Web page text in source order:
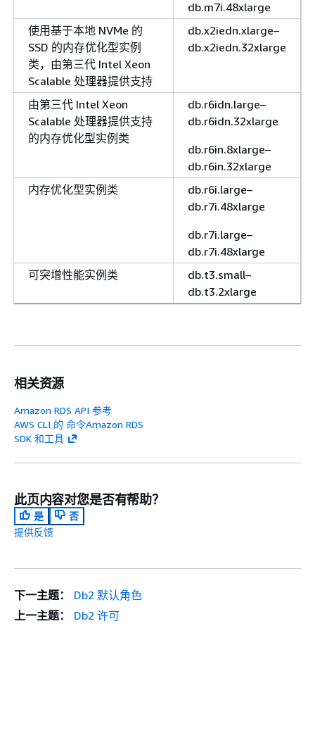
db.m7i.48xlarge
使用基于本地 NVMe 的
SSD 的内存优化型实例
类，由第三代 Intel Xeon
Scalable 处理器提供支持
db.x2iedn.xlarge–
db.x2iedn.32xlarge
由第三代 Intel Xeon
Scalable 处理器提供支持
的内存优化型实例类
db.r6idn.large–
db.r6idn.32xlarge
db.r6in.8xlarge–
db.r6in.32xlarge
内存优化型实例类
db.r6i.large–
db.r7i.48xlarge
db.r7i.large–
db.r7i.48xlarge
可突增性能实例类
db.t3.small–
db.t3.2xlarge
相关资源
Amazon RDS API 参考
AWS CLI 的 命令Amazon RDS
SDK 和工具
此页内容对您是否有帮助？
是
否
提供反馈
下一主题：
Db2 默认角色
上一主题：
Db2 许可